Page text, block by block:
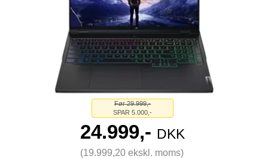
Før 29.999,-
SPAR 5.000,-
24.999,- DKK
(19.999,20 ekskl. moms)